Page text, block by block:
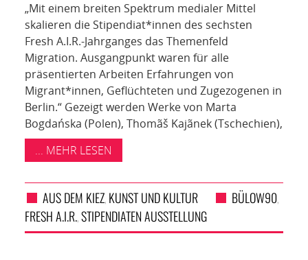
„Mit einem breiten Spektrum medialer Mittel
skalieren die Stipendiat*innen des sechsten
Fresh A.I.R.-Jahrganges das Themenfeld
Migration. Ausgangpunkt waren für alle
präsentierten Arbeiten Erfahrungen von
Migrant*innen, Geflüchteten und Zugezogenen in
Berlin.“ Gezeigt werden Werke von Marta
Bogdańska (Polen), Thomãš Kajãnek (Tschechien),
... MEHR LESEN
AUS DEM KIEZ, KUNST UND KULTUR BÜLOW90,
FRESH A.I.R.,STIPENDIATEN AUSSTELLUNG